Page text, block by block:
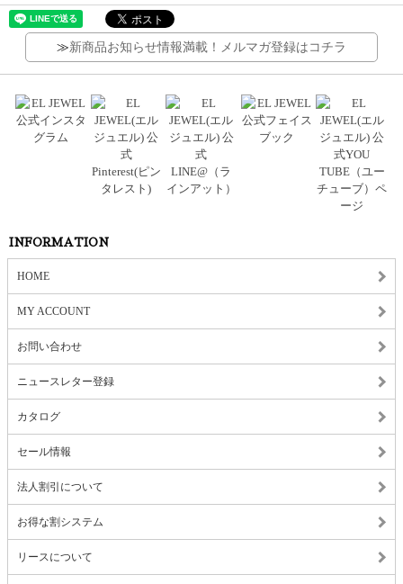
≫新商品お知らせ情報満載！メルマガ登録はコチラ
INFORMATION
HOME
MY ACCOUNT
お問い合わせ
ニュースレター登録
カタログ
セール情報
法人割引について
お得な割システム
リースについて